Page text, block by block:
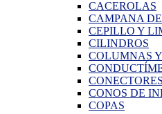
CACEROLAS
CAMPANA
CEPILLO Y
CILINDROS
COLUMNAS
CONECTORES
CONOS DE
COPAS